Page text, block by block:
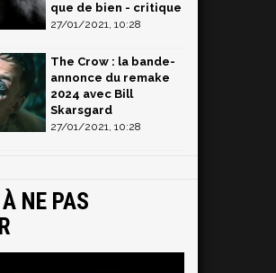
que de bien - critique
27/01/2021, 10:28
The Crow : la bande-
annonce du remake
2024 avec Bill
Skarsgard
27/01/2021, 10:28
NE PAS